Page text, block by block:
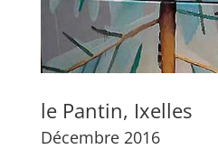
le Pantin, Ixelles
Décembre 2016